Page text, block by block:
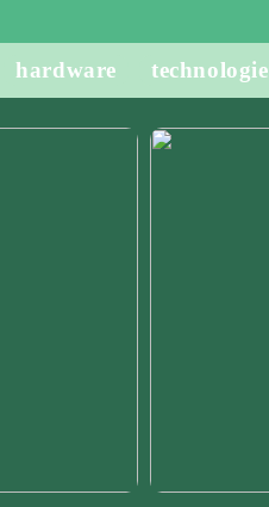
hardware technologie